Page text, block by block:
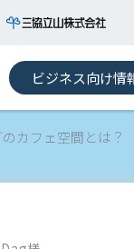
ビジネス向け情
カフェ空間とは？